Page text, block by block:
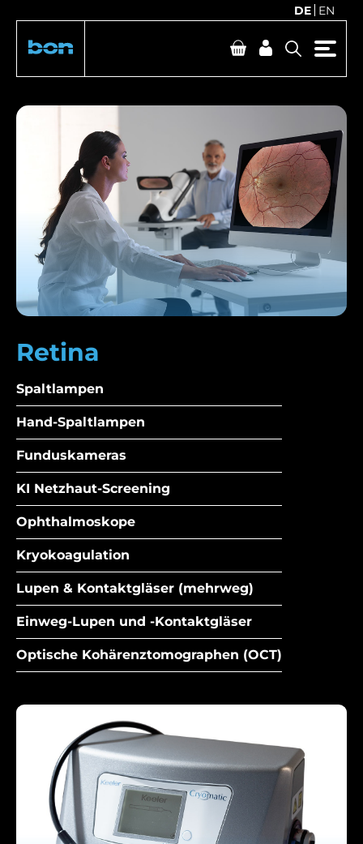
DE EN
Retina
Spaltlampen
Hand-Spaltlampen
Funduskameras
KI Netzhaut-Screening
Ophthalmoskope
Kryokoagulation
Lupen & Kontaktgläser (mehrweg)
Einweg-Lupen und -Kontaktgläser
Optische Kohärenztomographen (OCT)